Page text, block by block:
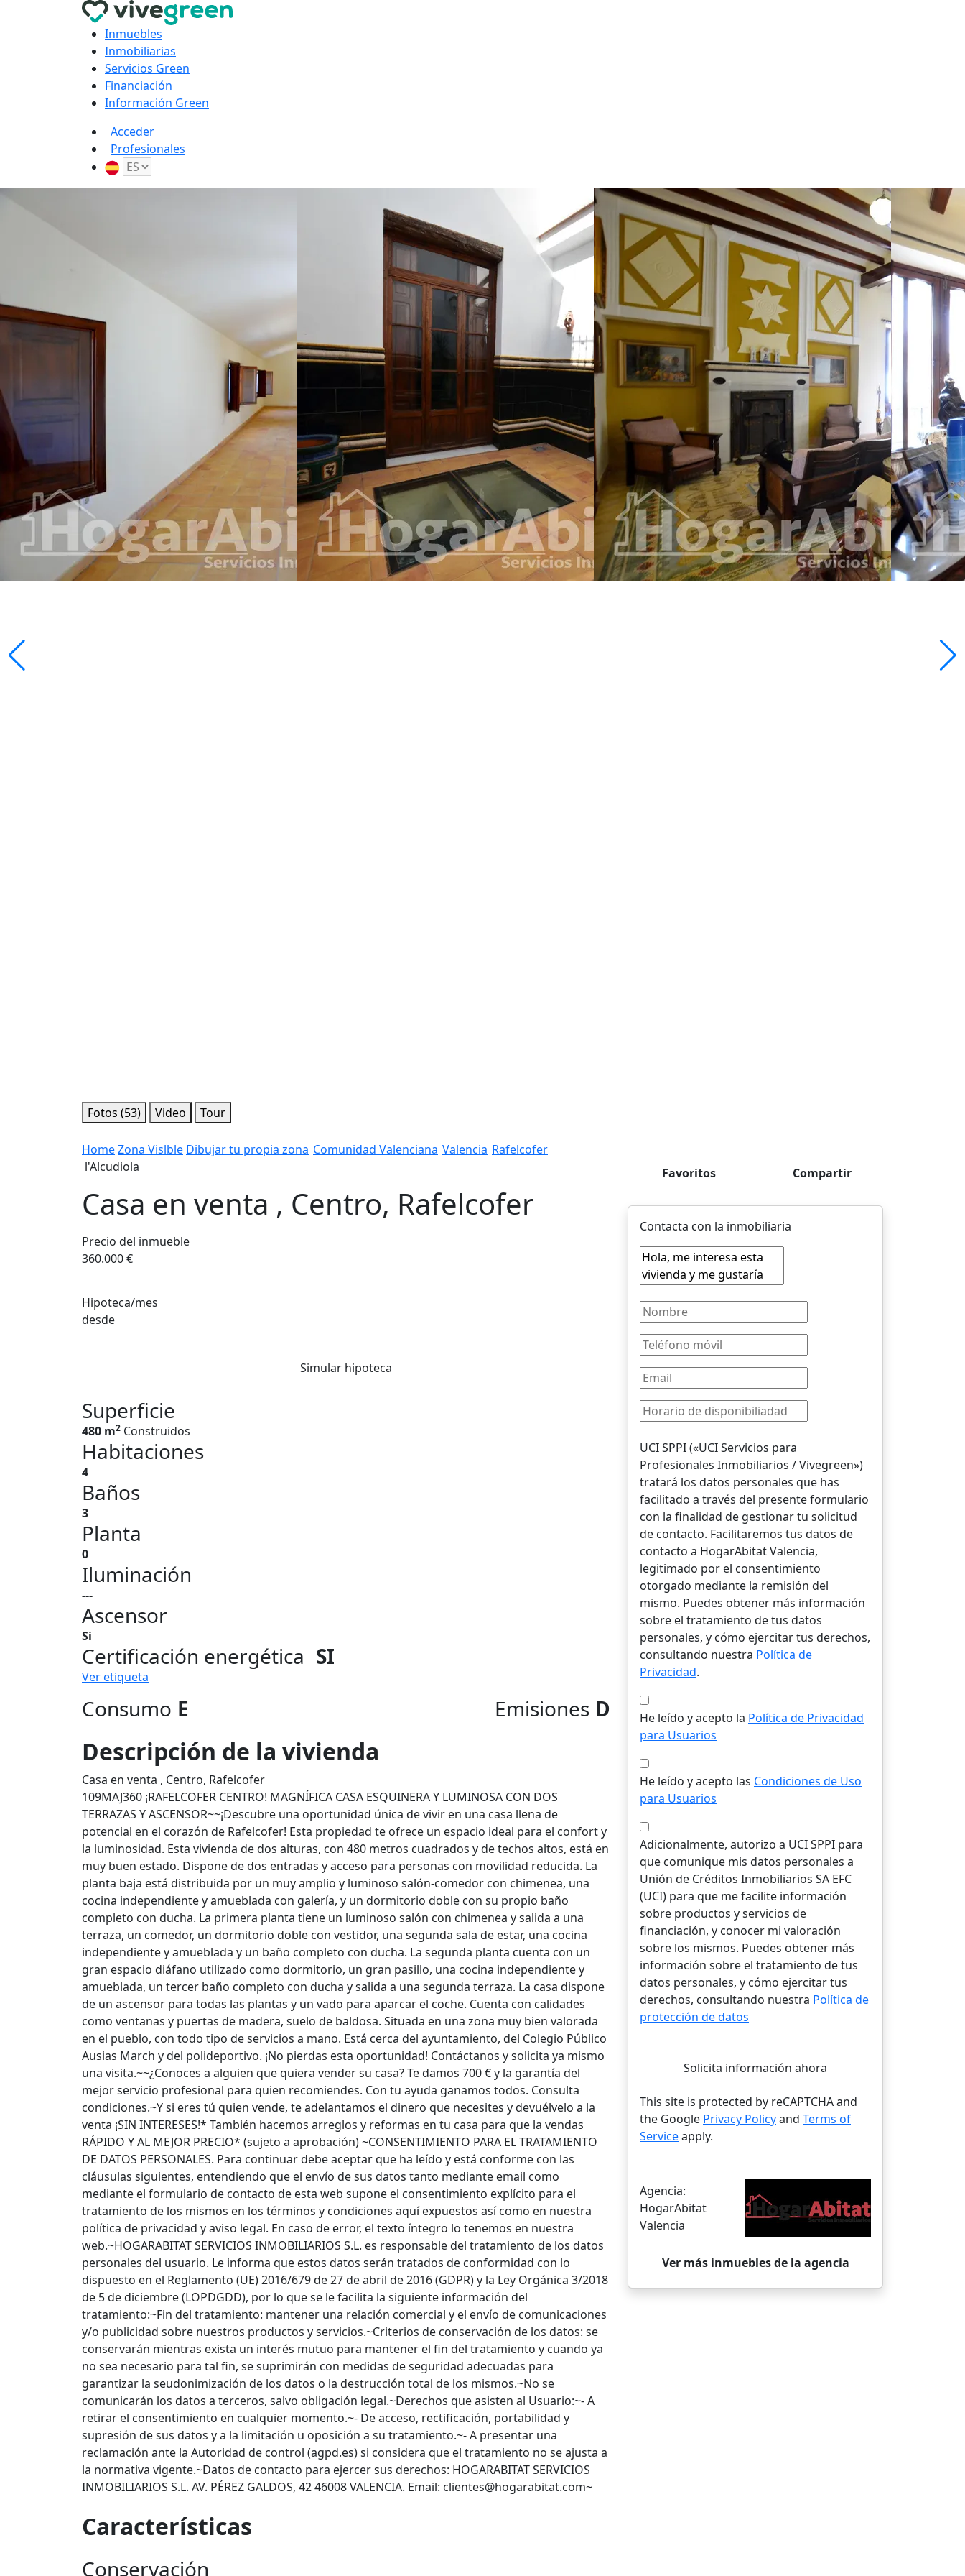
Inmuebles
Inmobiliarias
Servicios Green
Financiación
Información Green
Acceder
Profesionales
Fotos (53) Video Tour
HomeZona Vislble Dibujar tu propia zona Comunidad Valenciana Valencia Rafelcofer
l'Alcudiola
Casa en venta , Centro, Rafelcofer
Precio del inmueble
360.000 €
Hipoteca/mes
desde
Simular hipoteca
Superficie
480 m2 Construidos
Habitaciones
4
Baños
3
Planta
0
Iluminación
---
Ascensor
Si
Certificación energética SI
Ver etiqueta
Consumo E Emisiones D
Descripción de la vivienda
Casa en venta , Centro, Rafelcofer
109MAJ360 ¡RAFELCOFER CENTRO! MAGNÍFICA CASA ESQUINERA Y LUMINOSA CON DOS
TERRAZAS Y ASCENSOR~~¡Descubre una oportunidad única de vivir en una casa llena de
potencial en el corazón de Rafelcofer! Esta propiedad te ofrece un espacio ideal para el confort y
la luminosidad. Esta vivienda de dos alturas, con 480 metros cuadrados y de techos altos, está en
muy buen estado. Dispone de dos entradas y acceso para personas con movilidad reducida. La
planta baja está distribuida por un muy amplio y luminoso salón-comedor con chimenea, una
cocina independiente y amueblada con galería, y un dormitorio doble con su propio baño
completo con ducha. La primera planta tiene un luminoso salón con chimenea y salida a una
terraza, un comedor, un dormitorio doble con vestidor, una segunda sala de estar, una cocina
independiente y amueblada y un baño completo con ducha. La segunda planta cuenta con un
gran espacio diáfano utilizado como dormitorio, un gran pasillo, una cocina independiente y
amueblada, un tercer baño completo con ducha y salida a una segunda terraza. La casa dispone
de un ascensor para todas las plantas y un vado para aparcar el coche. Cuenta con calidades
como ventanas y puertas de madera, suelo de baldosa. Situada en una zona muy bien valorada
en el pueblo, con todo tipo de servicios a mano. Está cerca del ayuntamiento, del Colegio Público
Ausias March y del polideportivo. ¡No pierdas esta oportunidad! Contáctanos y solicita ya mismo
una visita.~~¿Conoces a alguien que quiera vender su casa? Te damos 700 € y la garantía del
mejor servicio profesional para quien recomiendes. Con tu ayuda ganamos todos. Consulta
condiciones.~Y si eres tú quien vende, te adelantamos el dinero que necesites y devuélvelo a la
venta ¡SIN INTERESES!* También hacemos arreglos y reformas en tu casa para que la vendas
RÁPIDO Y AL MEJOR PRECIO* (sujeto a aprobación) ~CONSENTIMIENTO PARA EL TRATAMIENTO
DE DATOS PERSONALES. Para continuar debe aceptar que ha leído y está conforme con las
cláusulas siguientes, entendiendo que el envío de sus datos tanto mediante email como
mediante el formulario de contacto de esta web supone el consentimiento explícito para el
tratamiento de los mismos en los términos y condiciones aquí expuestos así como en nuestra
política de privacidad y aviso legal. En caso de error, el texto íntegro lo tenemos en nuestra
web.~HOGARABITAT SERVICIOS INMOBILIARIOS S.L. es responsable del tratamiento de los datos
personales del usuario. Le informa que estos datos serán tratados de conformidad con lo
dispuesto en el Reglamento (UE) 2016/679 de 27 de abril de 2016 (GDPR) y la Ley Orgánica 3/2018
de 5 de diciembre (LOPDGDD), por lo que se le facilita la siguiente información del
tratamiento:~Fin del tratamiento: mantener una relación comercial y el envío de comunicaciones
y/o publicidad sobre nuestros productos y servicios.~Criterios de conservación de los datos: se
conservarán mientras exista un interés mutuo para mantener el fin del tratamiento y cuando ya
no sea necesario para tal fin, se suprimirán con medidas de seguridad adecuadas para
garantizar la seudonimización de los datos o la destrucción total de los mismos.~No se
comunicarán los datos a terceros, salvo obligación legal.~Derechos que asisten al Usuario:~- A
retirar el consentimiento en cualquier momento.~- De acceso, rectificación, portabilidad y
supresión de sus datos y a la limitación u oposición a su tratamiento.~- A presentar una
reclamación ante la Autoridad de control (agpd.es) si considera que el tratamiento no se ajusta a
la normativa vigente.~Datos de contacto para ejercer sus derechos: HOGARABITAT SERVICIOS
INMOBILIARIOS S.L. AV. PÉREZ GALDOS, 42 46008 VALENCIA. Email: clientes@hogarabitat.com~
Características
Conservación
Favoritos Compartir
Contacta con la inmobiliaria
UCI SPPI («UCI Servicios para
Profesionales Inmobiliarios / Vivegreen»)
tratará los datos personales que has
facilitado a través del presente formulario
con la finalidad de gestionar tu solicitud
de contacto. Facilitaremos tus datos de
contacto a HogarAbitat Valencia,
legitimado por el consentimiento
otorgado mediante la remisión del
mismo. Puedes obtener más información
sobre el tratamiento de tus datos
personales, y cómo ejercitar tus derechos,
consultando nuestra Política de
Privacidad.
He leído y acepto la Política de Privacidad
para Usuarios
He leído y acepto las Condiciones de Uso
para Usuarios
Adicionalmente, autorizo a UCI SPPI para
que comunique mis datos personales a
Unión de Créditos Inmobiliarios SA EFC
(UCI) para que me facilite información
sobre productos y servicios de
financiación, y conocer mi valoración
sobre los mismos. Puedes obtener más
información sobre el tratamiento de tus
datos personales, y cómo ejercitar tus
derechos, consultando nuestra Política de
protección de datos
Solicita información ahora
This site is protected by reCAPTCHA and
the Google Privacy Policyand Terms of
Serviceapply.
Agencia:
HogarAbitat
Valencia
Ver más inmuebles de la agencia